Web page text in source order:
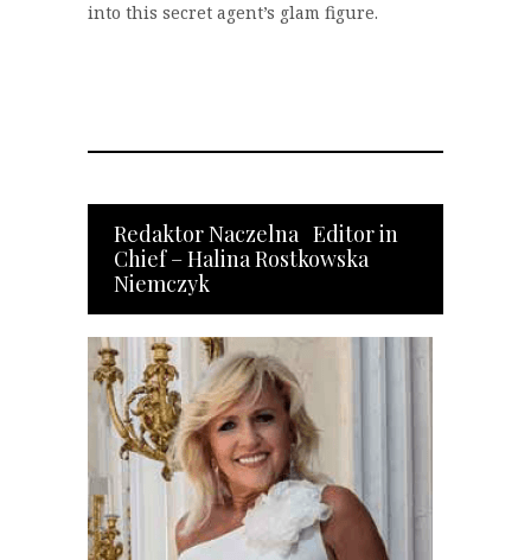
into this secret agent’s glam figure.
Redaktor Naczelna Editor in
Chief – Halina Rostkowska
Niemczyk